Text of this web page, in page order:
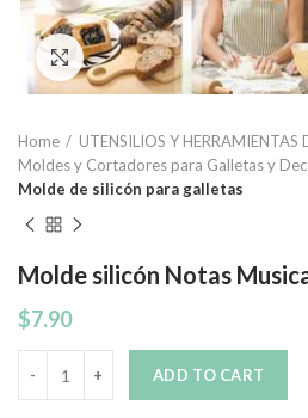
Click to enlarge
Home
UTENSILIOS Y HERRAMIENTAS
Moldes y Cortadores para Galletas y
Molde de silicón para galletas
Molde silicón Notas
$7.90
ADD TO CART